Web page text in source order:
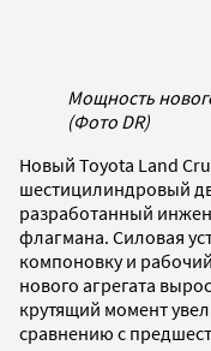
Мощность
(Фото DR)
Новый Toyota Land
шестицилиндровый
разработанный
флагмана. Силовая
компоновку и
нового агрегата
крутящий момент
сравнению с